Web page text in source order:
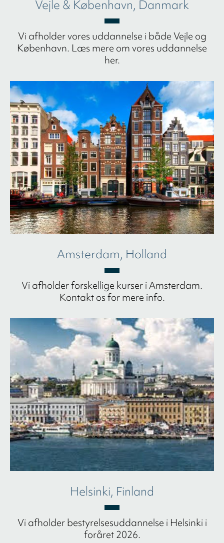
Vejle & København, Danmark
Vi afholder vores uddannelse i både Vejle og
København. Læs mere om vores uddannelse
her.
Amsterdam, Holland
Vi afholder forskellige kurser i Amsterdam.
Kontakt os for mere info.
Helsinki, Finland
Vi afholder bestyrelsesuddannelse i Helsinki i
foråret 2026.